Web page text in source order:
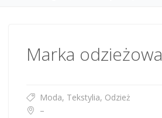
Marka odzieżowa
Moda, Tekstylia, Odzież
–